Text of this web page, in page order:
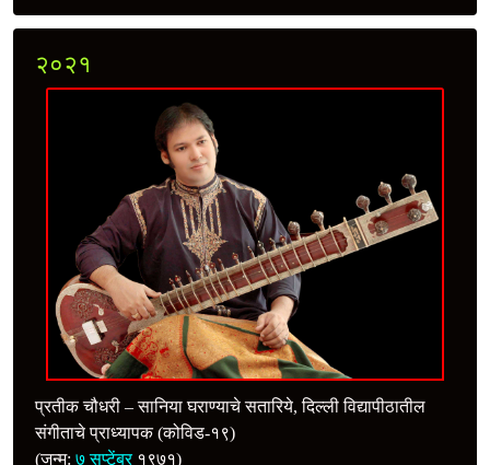
२०२१
प्रतीक चौधरी – सानिया घराण्याचे सतारिये, दिल्ली विद्यापीठातील
संगीताचे प्राध्यापक (कोविड-१९)
(जन्म: ७ सप्टेंबर१९७१)